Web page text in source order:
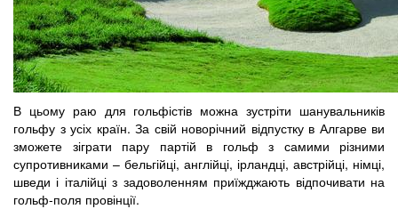
В цьому раю для гольфістів можна зустріти шанувальників
гольфу з усіх країн. За свій новорічний відпустку в Алгарве ви
зможете зіграти пару партій в гольф з самими різними
супротивниками – бельгійці, англійці, ірландці, австрійці, німці,
шведи і італійці з задоволенням приїжджають відпочивати на
гольф-поля провінції.